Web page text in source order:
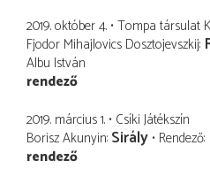
2019. október 4. Tompa társulat
Fjodor Mihajlovics Dosztojevszkij
Albu István
rendező
2019. március 1. Csíki Játékszín
Borisz Akunyin Sirály Rendező
rendező